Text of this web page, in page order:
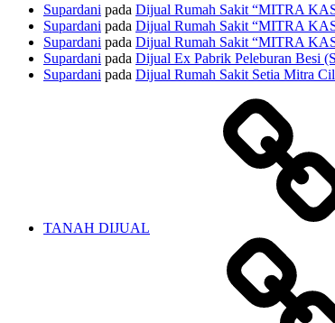
Supardani pada Dijual Rumah Sakit “MITRA
Supardani pada Dijual Rumah Sakit “MITRA
Supardani pada Dijual Rumah Sakit “MITRA
Supardani pada Dijual Ex Pabrik Peleburan Besi
Supardani pada Dijual Rumah Sakit Setia Mitra
TANAH DIJUAL